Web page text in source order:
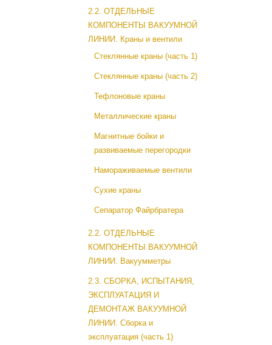
2.2. ОТДЕЛЬНЫЕ
КОМПОНЕНТЫ ВАКУУМНОЙ
ЛИНИИ. Краны и вентили
Стеклянные краны (часть 1)
Стеклянные краны (часть 2)
Тефлоновые краны
Металлические краны
Магнитные бойки и
развиваемые перегородки
Намораживаемые вентили
Сухие краны
Сепаратор Файрбратера
2.2. ОТДЕЛЬНЫЕ
КОМПОНЕНТЫ ВАКУУМНОЙ
ЛИНИИ. Вакуумметры
2.3. СБОРКА, ИСПЫТАНИЯ,
ЭКСПЛУАТАЦИЯ И
ДЕМОНТАЖ ВАКУУМНОЙ
ЛИНИИ. Сборка и
эксплуатация (часть 1)